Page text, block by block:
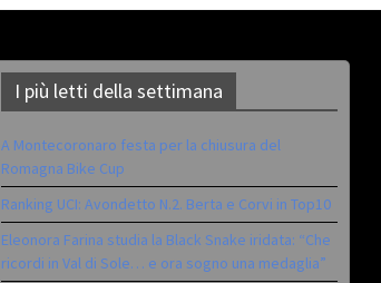
I più letti della settimana
A Montecoronaro festa per la chiusura del
Romagna Bike Cup
Ranking UCI: Avondetto N.2. Berta e Corvi in Top10
Eleonora Farina studia la Black Snake iridata: “Che
ricordi in Val di Sole… e ora sogno una medaglia”